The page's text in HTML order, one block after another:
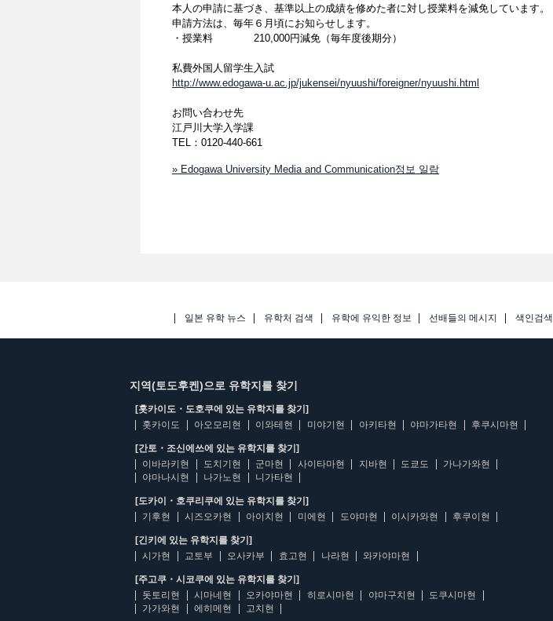
本人の申請に基づき、基準以上の成績を修めた者に対し授業料を減免しています。
申請方法は、毎年６月頃にお知らせします。
・授業料 210,000円減免（毎年度後期分）
私費外国人留学生入試
http://www.edogawa-u.ac.jp/jukensei/nyuushi/foreigner/nyuushi.html
お問い合わせ先
江戸川大学入学課
TEL：0120-440-661
» Edogawa University Media and Communication정보 일람
일본 유학 뉴스 유학처 검색 유학에 유익한 정보 선배들의 메시지 색인검색
지역(토도후켄)으로 유학지를 찾기
[홋카이도・도호쿠에 있는 유학지를 찾기]
홋카이도
아오모리현 이와테현 미야기현 아키타현 야마가타현 후쿠시마현
[간토・조신에쓰에 있는 유학지를 찾기]
이바라키현
도치기현 군마현 사이타마현 지바현 도쿄도
가나가와현
야마나시현
나가노현 니가타현
[도카이・호쿠리쿠에 있는 유학지를 찾기]
기후현
시즈오카현 아이치현 미에현 도야마현 이시카와현 후쿠이현
[긴키에 있는 유학지를 찾기]
시가현
교토부 오사카부 효고현 나라현 와카야마현
[주고쿠・시코쿠에 있는 유학지를 찾기]
돗토리현
시마네현 오카야마현 히로시마현 야마구치현
도쿠시마현
가가와현
에히메현 고치현